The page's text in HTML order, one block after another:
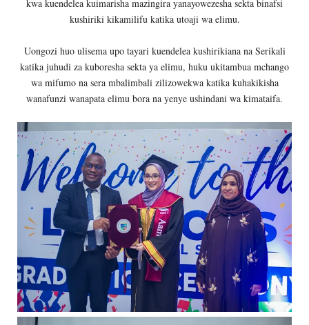
kwa kuendelea kuimarisha mazingira yanayowezesha sekta binafsi
kushiriki kikamilifu katika utoaji wa elimu.
Uongozi huo ulisema upo tayari kuendelea kushirikiana na Serikali
katika juhudi za kuboresha sekta ya elimu, huku ukitambua mchango
wa mifumo na sera mbalimbali zilizowekwa katika kuhakikisha
wanafunzi wanapata elimu bora na yenye ushindani wa kimataifa.